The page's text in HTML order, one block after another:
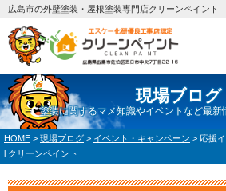
広島市の外壁塗装・屋根塗装専門店クリーンペイント
現場ブログ
塗装に関するマメ知識やイベントなど最新
HOME > 現場ブログ > イベント・キャンペーン > 応援
l クリーンペイント